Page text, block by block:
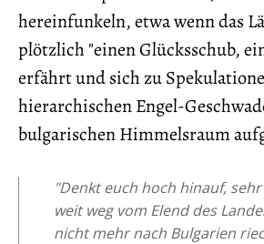
hereinfunkeln, etwa wenn das
plötzlich "einen Glücksschub,
erfährt und sich zu
hierarchischen Engel-
bulgarischen Himmelsraum
"Denkt euch hoch hinauf,
weit weg vom Elend des
nicht mehr nach Bulgarien